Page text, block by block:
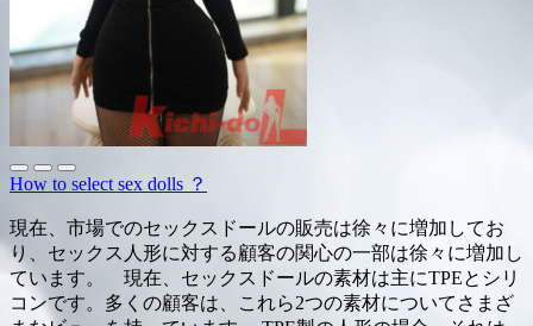
How to select sex dolls ？
現在、市場でのセックスドールの販売は徐々に増加してお
り、セックス人形に対する顧客の関心の一部は徐々に増加し
ています。 現在、セックスドールの素材は主にTPEとシリ
コンです。多くの顧客は、これら2つの素材についてさまざ